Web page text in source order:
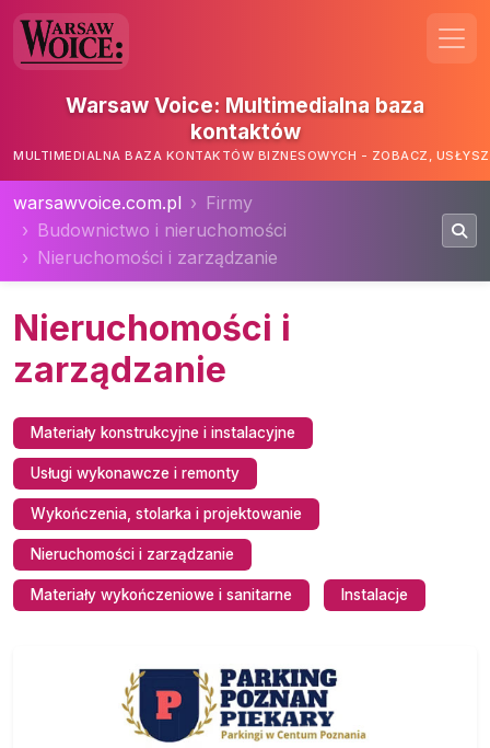
Warsaw Voice: Multimedialna baza
kontaktów
MULTIMEDIALNA BAZA KONTAKTÓW BIZNESOWYCH - ZOBACZ,
warsawvoice.com.pl
Firmy
Budownictwo i nieruchomości
Nieruchomości i zarządzanie
Nieruchomości i
zarządzanie
Materiały konstrukcyjne i instalacyjne
Usługi wykonawcze i remonty
Wykończenia, stolarka i projektowanie
Nieruchomości i zarządzanie
Materiały wykończeniowe i sanitarne Instalacje